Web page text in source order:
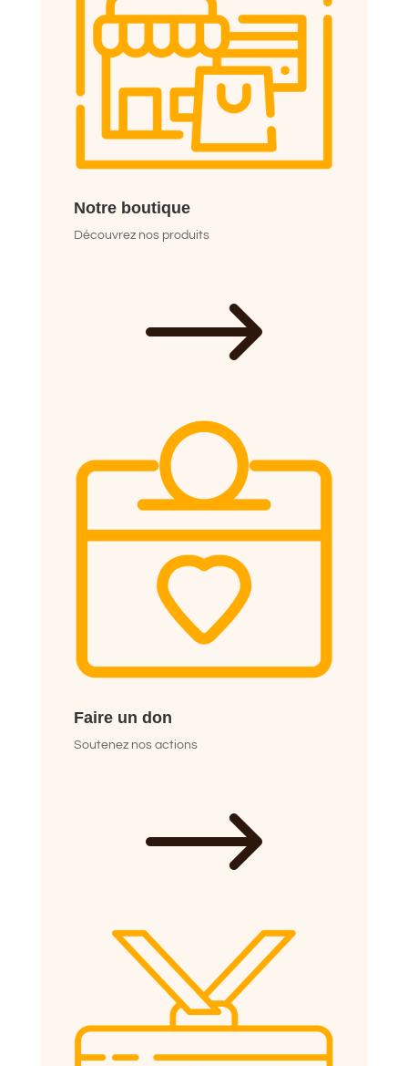
Notre boutique
Découvrez nos produits
Faire un don
Soutenez nos actions